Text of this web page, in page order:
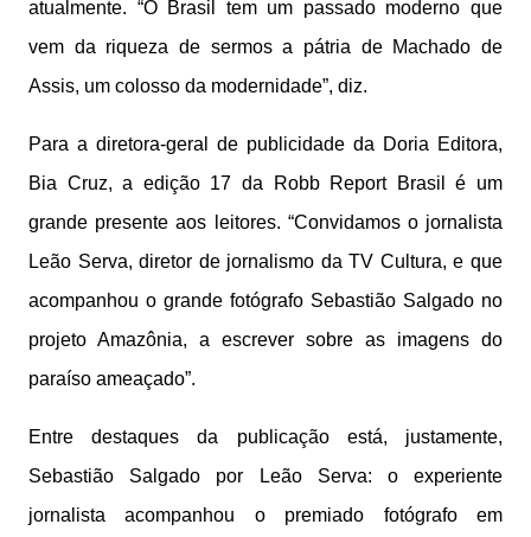
atualmente. “O Brasil tem um passado moderno que
vem da riqueza de sermos a pátria de Machado de
Assis, um colosso da modernidade”, diz.
Para a diretora-geral de publicidade da Doria Editora,
Bia Cruz, a edição 17 da Robb Report Brasil é um
grande presente aos leitores. “Convidamos o jornalista
Leão Serva, diretor de jornalismo da TV Cultura, e que
acompanhou o grande fotógrafo Sebastião Salgado no
projeto Amazônia, a escrever sobre as imagens do
paraíso ameaçado”.
Entre destaques da publicação está, justamente,
Sebastião Salgado por Leão Serva: o experiente
jornalista acompanhou o premiado fotógrafo em